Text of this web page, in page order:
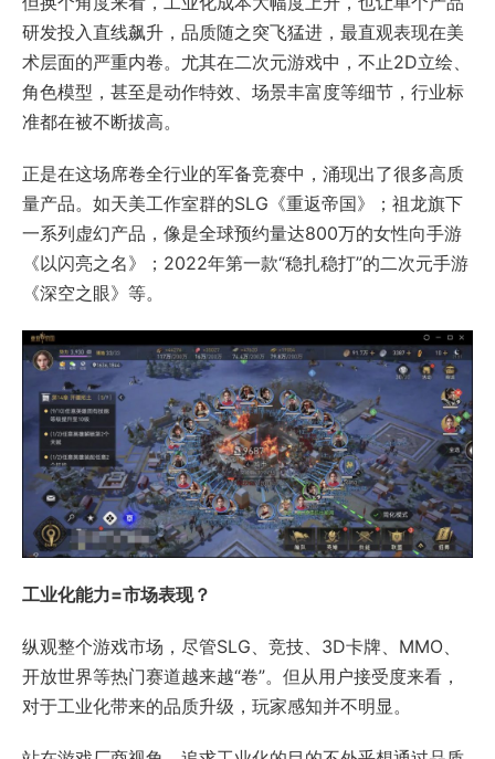
研发投入直线飙升，品质随之突飞猛进，最直观表现在美
术层面的严重内卷。尤其在二次元游戏中，不止2D立绘、
角色模型，甚至是动作特效、场景丰富度等细节，行业标
准都在被不断拔高。
正是在这场席卷全行业的军备竞赛中，涌现出了很多高质
量产品。如天美工作室群的SLG《重返帝国》；祖龙旗下
一系列虚幻产品，像是全球预约量达800万的女性向手游
《以闪亮之名》；2022年第一款“稳扎稳打”的二次元手游
《深空之眼》等。
工业化能力=市场表现？
纵观整个游戏市场，尽管SLG、竞技、3D卡牌、MMO、
开放世界等热门赛道越来越“卷”。但从用户接受度来看，
对于工业化带来的品质升级，玩家感知并不明显。